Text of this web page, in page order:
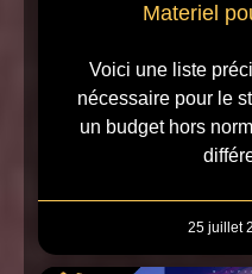
Materiel
Voici une liste
nécessaire pour le
un budget hors
25 juillet